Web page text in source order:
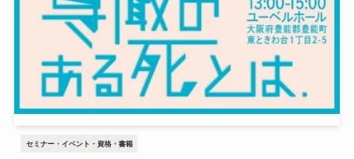
セミナー・イベント・資格・書籍